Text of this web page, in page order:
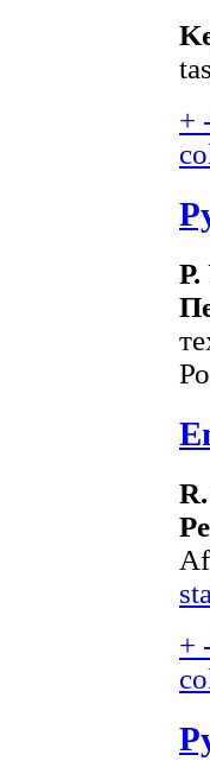
+
Р.
+